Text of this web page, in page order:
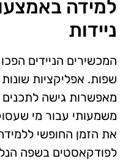
למידה
ניידות
המכשירים הניידים
שפות. אפליקציות
מאפשרות גישה לתכנים
משמעותי עבור מי
את הזמן החופשי
לפודקאסטים בשפה